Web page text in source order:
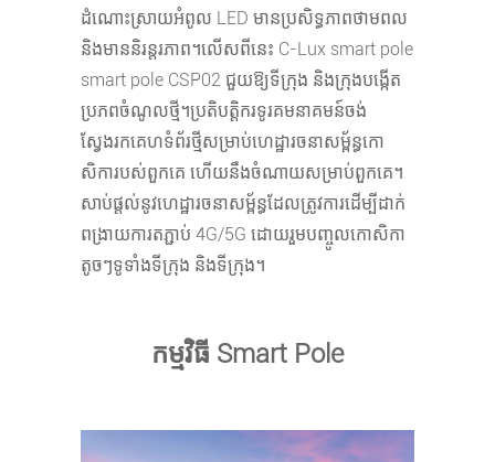
ដំណោះស្រាយអំពូល LED មានប្រសិទ្ធភាពថាមពល
និងមាននិរន្តរភាព។លើសពីនេះ C-Lux smart pole
smart pole CSP02 ជួយឱ្យទីក្រុង និងក្រុងបង្កើត
ប្រភពចំណូលថ្មី។ប្រតិបត្តិករទូរគមនាគមន៍ចង់
ស្វែងរកគេហទំព័រថ្មីសម្រាប់ហេដ្ឋារចនាសម្ព័ន្ធកោ
សិការបស់ពួកគេ ហើយនឹងចំណាយសម្រាប់ពួកគេ។
សាប់ផ្តល់នូវហេដ្ឋារចនាសម្ព័ន្ធដែលត្រូវការដើម្បីដាក់
ពង្រាយការតភ្ជាប់ 4G/5G ដោយរួមបញ្ចូលកោសិកា
តូចៗទូទាំងទីក្រុង និងទីក្រុង។
កម្មវិធី Smart Pole